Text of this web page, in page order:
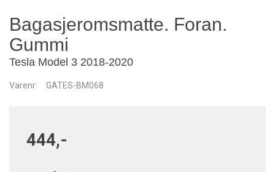
Bagasjeromsmatte. Foran.
Gummi
Tesla Model 3 2018-2020
Varenr: GATES-BM068
444,-